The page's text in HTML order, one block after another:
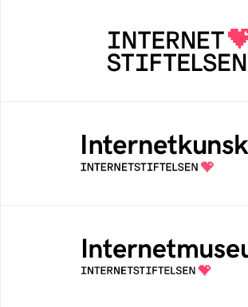
Internetstiftelsen verkar för ett
bidrar positivt till människan och
Samlad kunskap som hjälper dig
säker och medveten
Ett digitalt museum som byggts,
av Internetstiftelsen